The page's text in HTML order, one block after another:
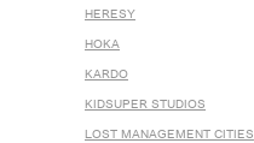
HERESY
HOKA
KARDO
KIDSUPER STUDIOS
LOST MANAGEMENT CITIES